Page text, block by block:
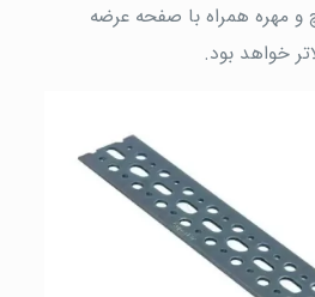
و مهره همراه با صفحه عرضه
خواهد بود.